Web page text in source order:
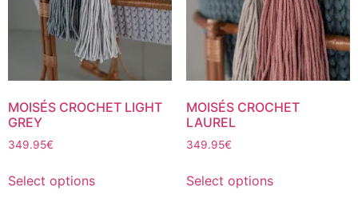
MOISÉS CROCHET LIGHT
GREY
349.95€
Select options
MOISÉS CROCHET
LAUREL
349.95€
Select options